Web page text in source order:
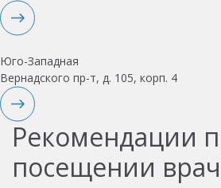
Юго-Западная
Вернадского пр-т, д. 105, корп. 4
Рекомендации
посещении